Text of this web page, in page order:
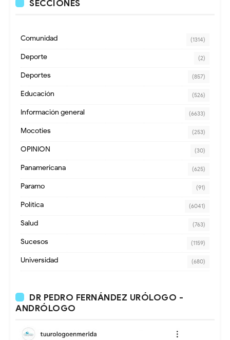
SECCIONES
Comunidad (1314)
Deporte (2)
Deportes (857)
Educación (526)
Información general (6633)
Mocoties (253)
OPINION (30)
Panamericana (625)
Paramo (91)
Política (6041)
Salud (763)
Sucesos (1159)
Universidad (680)
DR PEDRO FERNÁNDEZ URÓLOGO -
ANDRÓLOGO